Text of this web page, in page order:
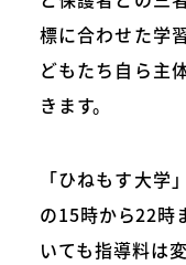
標に合わせた学
どもたち自ら主
きます。
「ひねもす大学
の15時から22時
いても指導料は